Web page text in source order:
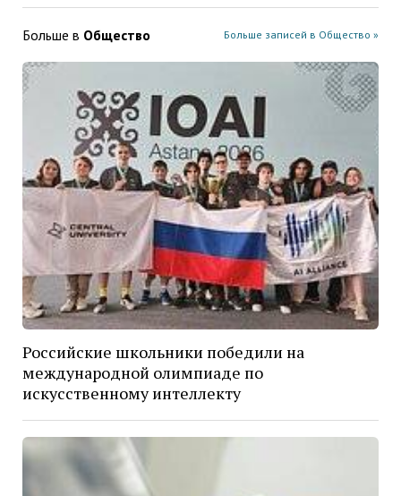
Больше в Общество Больше записей в Общество »
Российские школьники победили на
международной олимпиаде по
искусственному интеллекту